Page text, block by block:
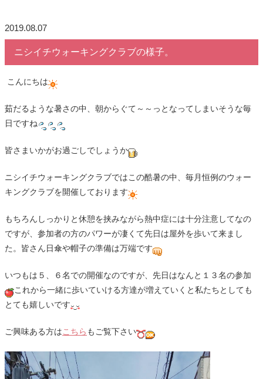
2019.08.07
ニシイチウォーキングクラブの様子。
こんにちは
茹だるような暑さの中、朝からぐて～～っとなってしまいそうな毎
日ですね
皆さまいかがお過ごしでしょうか
ニシイチウォーキングクラブではこの酷暑の中、毎月恒例のウォー
キングクラブを開催しております
もちろんしっかりと休憩を挟みながら熱中症には十分注意してなの
ですが、参加者の方のパワーが凄くて先日は屋外を歩いて来まし
た。皆さん日傘や帽子の準備は万端です
いつもは５、６名での開催なのですが、先日はなんと１３名の参加
これから一緒に歩いていける方達が増えていくと私たちとしても
とても嬉しいです
ご興味ある方はこちら もご覧下さい